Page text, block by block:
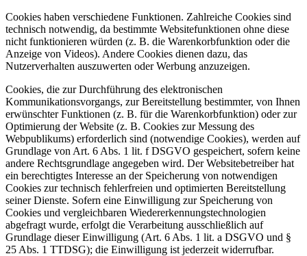
Cookies haben verschiedene Funktionen. Zahlreiche Cookies sind
technisch notwendig, da bestimmte Websitefunktionen ohne diese
nicht funktionieren würden (z. B. die Warenkorbfunktion oder die
Anzeige von Videos). Andere Cookies dienen dazu, das
Nutzerverhalten auszuwerten oder Werbung anzuzeigen.
Cookies, die zur Durchführung des elektronischen
Kommunikationsvorgangs, zur Bereitstellung bestimmter, von Ihnen
erwünschter Funktionen (z. B. für die Warenkorbfunktion) oder zur
Optimierung der Website (z. B. Cookies zur Messung des
Webpublikums) erforderlich sind (notwendige Cookies), werden auf
Grundlage von Art. 6 Abs. 1 lit. f DSGVO gespeichert, sofern keine
andere Rechtsgrundlage angegeben wird. Der Websitebetreiber hat
ein berechtigtes Interesse an der Speicherung von notwendigen
Cookies zur technisch fehlerfreien und optimierten Bereitstellung
seiner Dienste. Sofern eine Einwilligung zur Speicherung von
Cookies und vergleichbaren Wiedererkennungstechnologien
abgefragt wurde, erfolgt die Verarbeitung ausschließlich auf
Grundlage dieser Einwilligung (Art. 6 Abs. 1 lit. a DSGVO und §
25 Abs. 1 TTDSG); die Einwilligung ist jederzeit widerrufbar.